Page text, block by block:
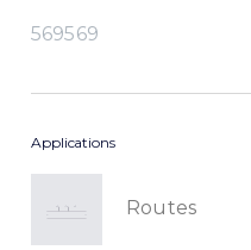
569569
Applications
Routes